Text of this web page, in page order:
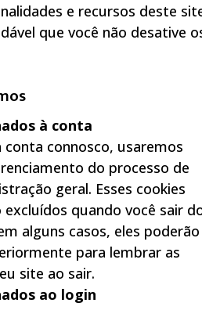
e recursos deste
que você não desative
à conta
conta connosco, usaremos
do processo de
geral. Esses cookies
quando você sair
alguns casos, eles poderão
para lembrar as
site ao sair.
ao login